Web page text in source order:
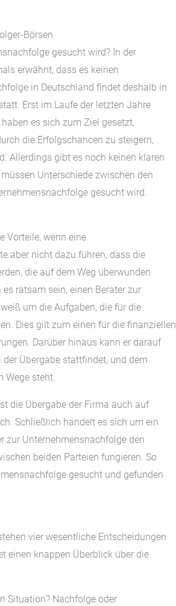
Börsen
gesucht wird? In der
erwähnt, dass es keinen
in Deutschland findet deshalb in
Erst im Laufe der letzten Jahre
es sich zum Ziel gesetzt,
die Erfolgschancen zu steigern,
Allerdings gibt es noch keinen klaren
Unterschiede zwischen den
gesucht wird.
Vorteile, wenn eine
aber nicht dazu führen, dass die
die auf dem Weg überwunden
ratsam sein, einen Berater zur
um die Aufgaben, die für die
Dies gilt zum einen für die finanziellen
Darüber hinaus kann er darauf
Übergabe stattfindet, und dem
Wege steht.
die Übergabe der Firma auch auf
Schließlich handelt es sich um ein
zur Unternehmensnachfolge den
beiden Parteien fungieren. So
gesucht und gefunden
vier wesentliche Entscheidungen
einen knappen Überblick über die
Situation? Nachfolge oder